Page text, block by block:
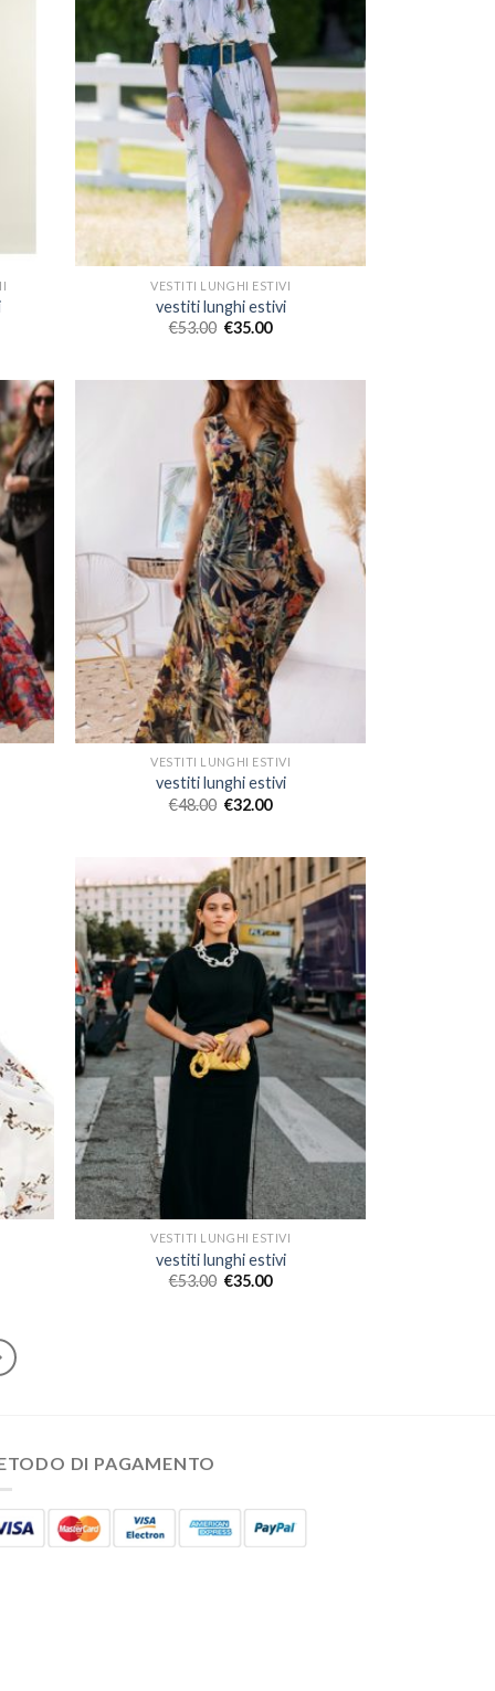
VESTITI LUNGHI ESTIVI
vestiti lunghi estivi
€53.00 €35.00
VESTITI LUNGHI ESTIVI
vestiti lunghi estivi
€48.00 €32.00
VESTITI LUNGHI ESTIVI
vestiti lunghi estivi
€53.00 €35.00
DI PAGAMENTO